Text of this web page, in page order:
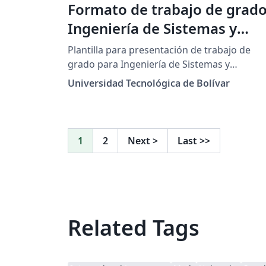
Formato de trabajo de grado
Ingeniería de Sistemas y
Computación
Plantilla para presentación de trabajo de
grado para Ingeniería de Sistemas y
Computación de la Universidad Tecnológica
Universidad Tecnológica de Bolívar
1 2 Next > Last >>
Related Tags